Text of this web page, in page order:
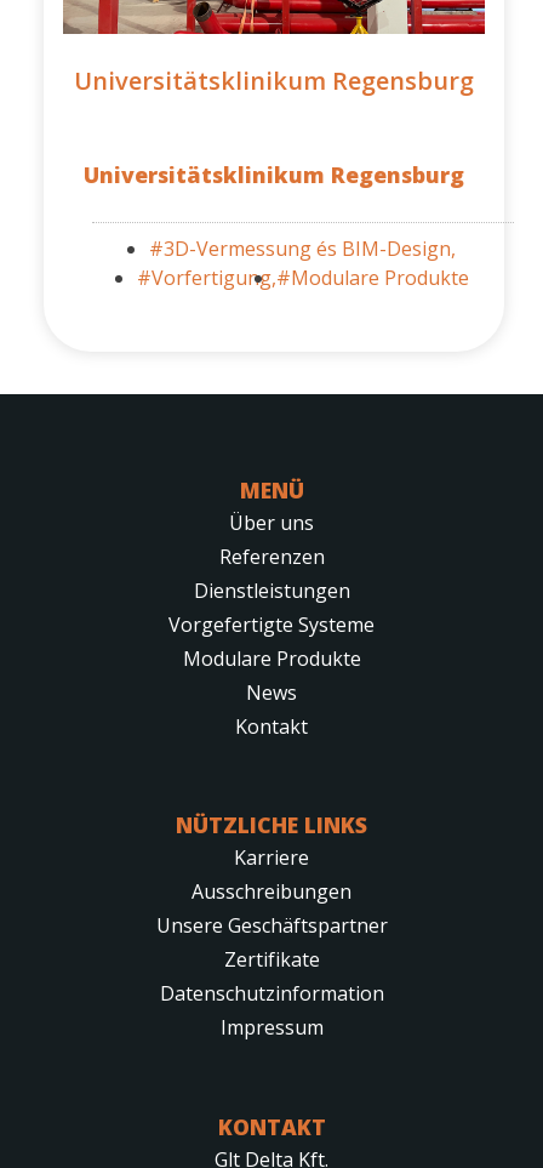
Universitätsklinikum Regensburg
Universitätsklinikum Regensburg
#3D-Vermessung és BIM-Design,
#Vorfertigung,#Modulare Produkte
MENÜ
Über uns
Referenzen
Dienstleistungen
Vorgefertigte Systeme
Modulare Produkte
News
Kontakt
NÜTZLICHE LINKS
Karriere
Ausschreibungen
Unsere Geschäftspartner
Zertifikate
Datenschutzinformation
Impressum
KONTAKT
Glt Delta Kft.